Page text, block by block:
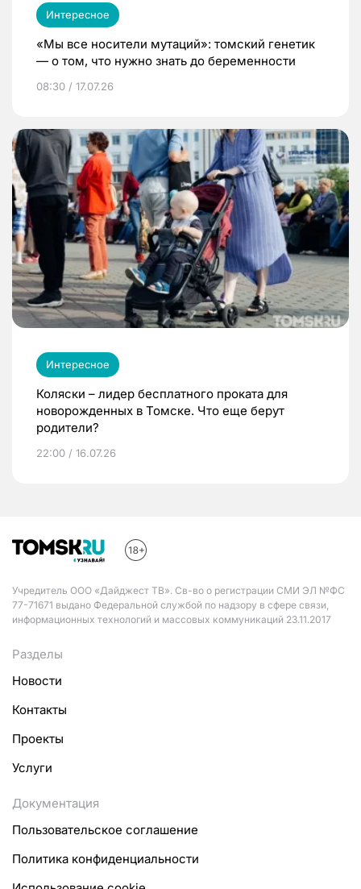
Интересное
«Мы все носители мутаций»: томский генетик
— о том, что нужно знать до беременности
08:30 / 17.07.26
Интересное
Коляски – лидер бесплатного проката для
новорожденных в Томске. Что еще берут
родители?
22:00 / 16.07.26
Учредитель ООО «Дайджест ТВ». Св-во о регистрации СМИ ЭЛ №ФС
77-71671 выдано Федеральной службой по надзору в сфере связи,
информационных технологий и массовых коммуникаций 23.11.2017
Разделы
Новости
Контакты
Проекты
Услуги
Документация
Пользовательское соглашение
Политика конфиденциальности